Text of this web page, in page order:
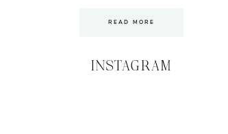
READ MORE
INSTAGRAM